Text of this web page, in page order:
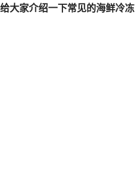
大家介绍一下常见的海鲜冷冻